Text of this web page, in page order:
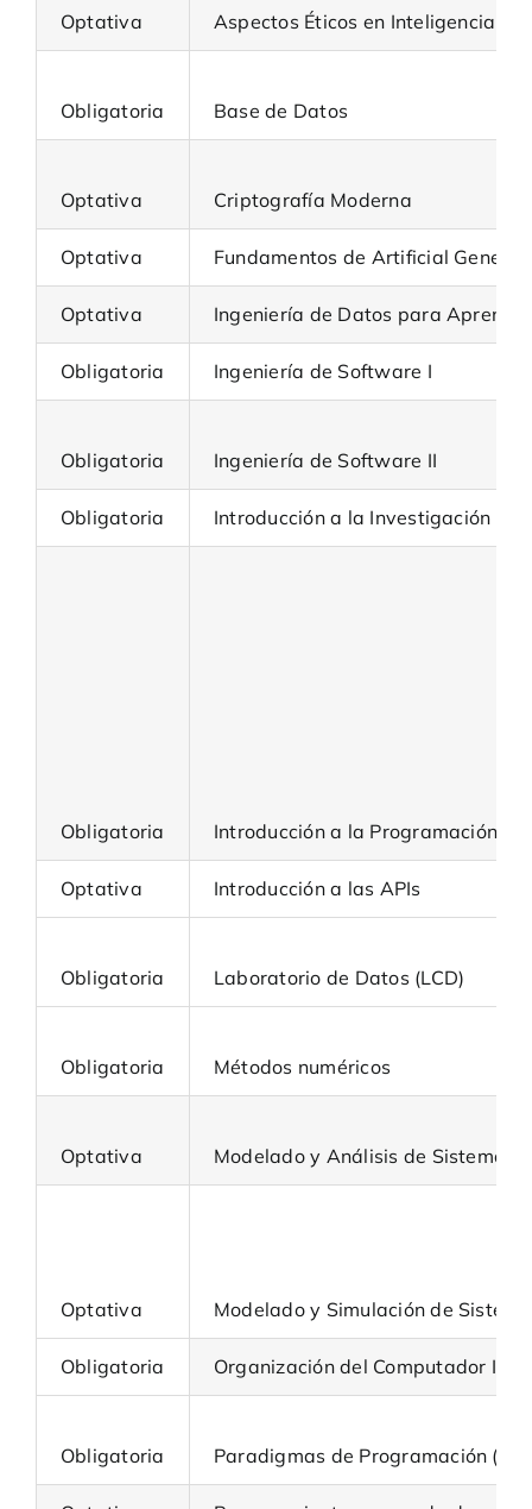
Optativa Aspectos Éticos en Inteligencia
Obligatoria Base de Datos
Optativa Criptografía Moderna
Optativa Fundamentos de Artificial
Optativa Ingeniería de Datos para
Obligatoria Ingeniería de Software I
Obligatoria Ingeniería de Software II
Obligatoria Introducción a la Investigación
Obligatoria Introducción a la Programación
Optativa Introducción a las APIs
Obligatoria Laboratorio de Datos (LCD)
Obligatoria Métodos numéricos
Optativa Modelado y Análisis de Sistemas
Optativa Modelado y Simulación de
Obligatoria Organización del Computador II
Obligatoria Paradigmas de Programación